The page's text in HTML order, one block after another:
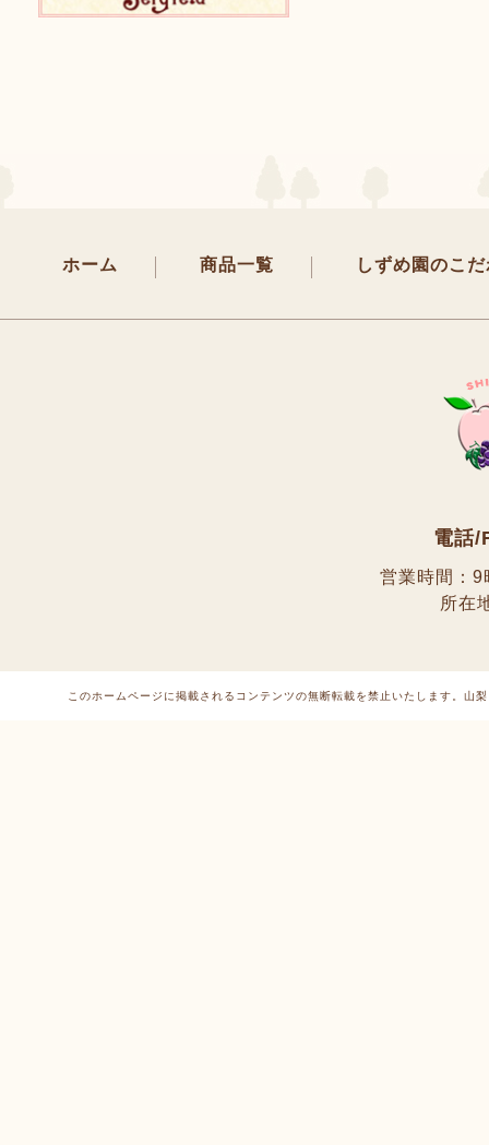
ホーム 商品一覧 しずめ園のこ
電話/
営業時間：9
所在
このホームページに掲載されるコンテンツの無断転載を禁止いたします。 山